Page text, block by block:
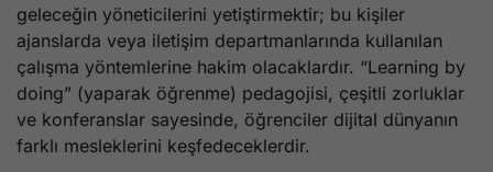
geleceğin yöneticilerini yetiştirmektir; bu kişiler
ajanslarda veya iletişim departmanlarında kullanılan
çalışma yöntemlerine hakim olacaklardır. “Learning by
doing” (yaparak öğrenme) pedagojisi, çeşitli zorluklar
ve konferanslar sayesinde, öğrenciler dijital dünyanın
farklı mesleklerini keşfedeceklerdir.